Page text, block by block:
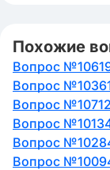
Похожие
Вопрос
Вопрос
Вопрос
Вопрос
Вопрос
Вопрос